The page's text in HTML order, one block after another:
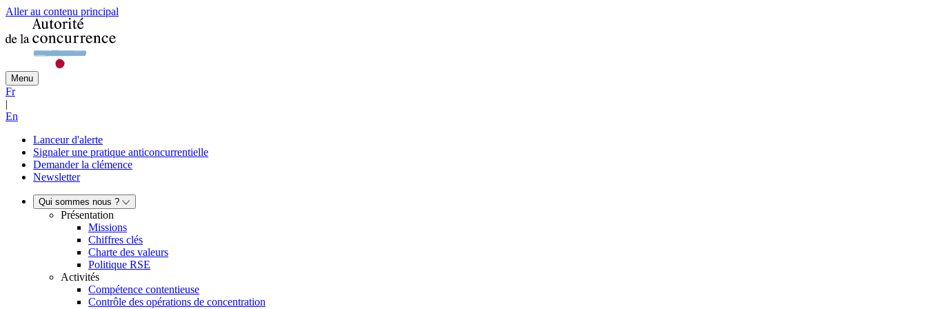
Aller au contenu principal
Menu
Fr
|
En
Lanceur d'alerte
Signaler une pratique anticoncurrentielle
Demander la clémence
Newsletter
Qui sommes nous ?
Présentation
Missions
Chiffres clés
Charte des valeurs
Politique RSE
Activités
Compétence contentieuse
Contrôle des opérations de concentration